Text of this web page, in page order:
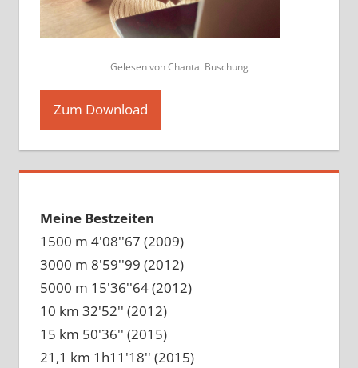
Gelesen von Chantal Buschung
Zum Download
Meine Bestzeiten
1500 m 4'08''67 (2009)
3000 m 8'59''99 (2012)
5000 m 15'36''64 (2012)
10 km 32'52'' (2012)
15 km 50'36'' (2015)
21,1 km 1h11'18'' (2015)